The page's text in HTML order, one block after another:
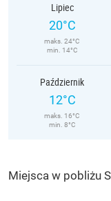
Lipiec
20°C
maks. 24°C
min. 14°C
Październik
12°C
maks. 16°C
min. 8°C
Miejsca w pobliżu